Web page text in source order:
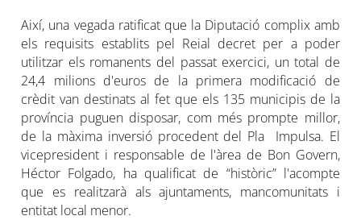
Així, una vegada ratificat que la Diputació complix amb
els requisits establits pel Reial decret per a poder
utilitzar els romanents del passat exercici, un total de
24,4 milions d'euros de la primera modificació de
crèdit van destinats al fet que els 135 municipis de la
província puguen disposar, com més prompte millor,
de la màxima inversió procedent del Pla Impulsa. El
vicepresident i responsable de l'àrea de Bon Govern,
Héctor Folgado, ha qualificat de “històric” l'acompte
que es realitzarà als ajuntaments, mancomunitats i
entitat local menor.